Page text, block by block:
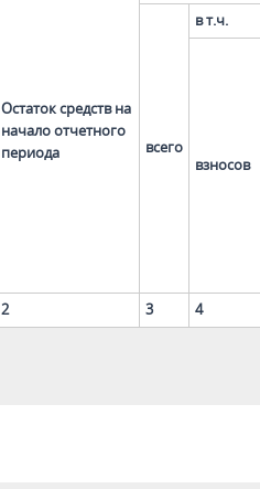
Остаток средств на
начало отчетного
периода
всего
в т.ч.
взносов
2 3 4